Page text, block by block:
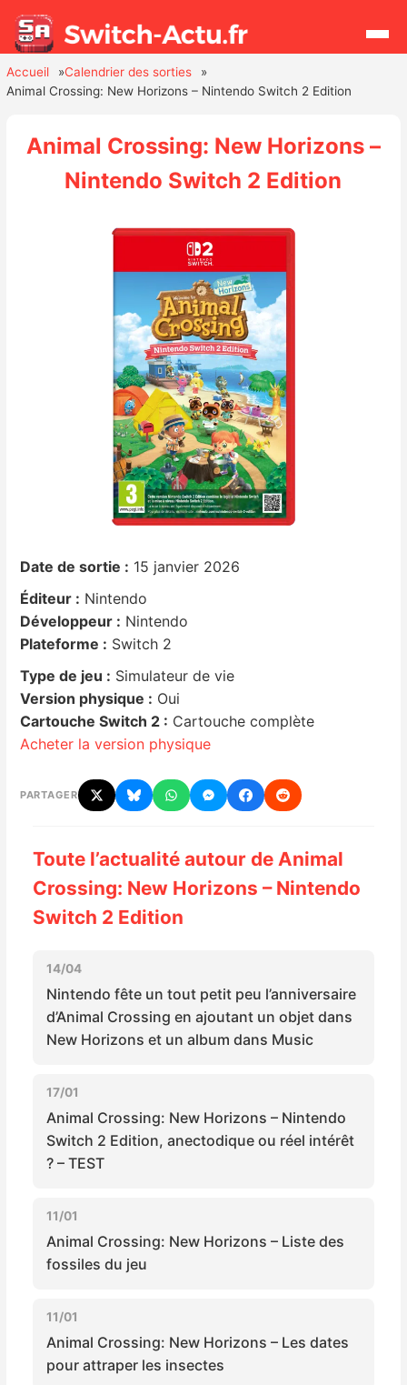
Rechercher
Actualités
Mises à jour
Chiffres de ventes
Rumeurs
Nintendo Direct
Tests et previews
Tests d’accessoires
Autres tests
Previews
Précommandes
Précommandes jeux Switch 2
Bons plans
Accueil
Calendrier des sorties
Animal Crossing: New Horizons – Nintendo Switch 2 Edition
Animal Crossing: New Horizons –
Nintendo Switch 2 Edition
Date de sortie : 15 janvier 2026
Éditeur : Nintendo
Développeur : Nintendo
Plateforme : Switch 2
Type de jeu : Simulateur de vie
Version physique : Oui
Cartouche Switch 2 : Cartouche complète
Acheter la version physique
PARTAGER
Toute l’actualité autour de Animal
Crossing: New Horizons – Nintendo
Switch 2 Edition
14/04
Nintendo fête un tout petit peu l’anniversaire
d’Animal Crossing en ajoutant un objet dans
New Horizons et un album dans Music
17/01
Animal Crossing: New Horizons – Nintendo
Switch 2 Edition, anectodique ou réel intérêt
? – TEST
11/01
Animal Crossing: New Horizons – Liste des
fossiles du jeu
11/01
Animal Crossing: New Horizons – Les dates
pour attraper les insectes